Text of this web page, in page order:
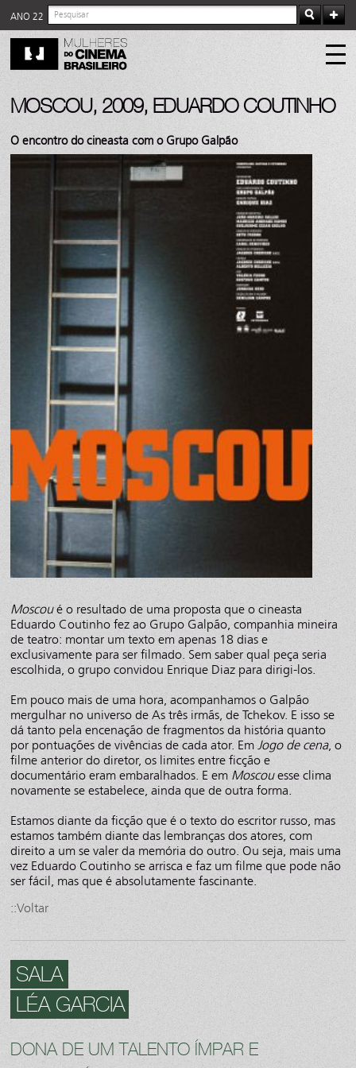
ANO 22
MOSCOU, 2009, EDUARDO COUTINHO
O encontro do cineasta com o Grupo Galpão
Moscoué o resultado de uma proposta que o cineasta
Eduardo Coutinho fez ao Grupo Galpão, companhia mineira
de teatro: montar um texto em apenas 18 dias e
exclusivamente para ser filmado. Sem saber qual peça seria
escolhida, o grupo convidou Enrique Diaz para dirigi-los.
Em pouco mais de uma hora, acompanhamos o Galpão
mergulhar no universo de As três irmãs, de Tchekov. E isso se
dá tanto pela encenação de fragmentos da história quanto
por pontuações de vivências de cada ator. EmJogo de cena, o
filme anterior do diretor, os limites entre ficção e
documentário eram embaralhados. E em Moscouesse clima
novamente se estabelece, ainda que de outra forma.
Estamos diante da ficção que é o texto do escritor russo, mas
estamos também diante das lembranças dos atores, com
direito a um se valer da memória do outro. Ou seja, mais uma
vez Eduardo Coutinho se arrisca e faz um filme que pode não
ser fácil, mas que é absolutamente fascinante.
::Voltar
SALA
LÉA GARCIA
DONA DE UM TALENTO ÍMPAR E